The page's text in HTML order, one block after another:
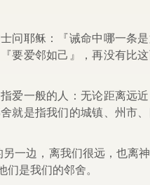
问耶稣：『诫命中哪一条
要爱邻如己』，再没有比
爱一般的人：无论距离远
就是指我们的城镇、州市
一边，离我们很远，也离
是我们的邻舍。